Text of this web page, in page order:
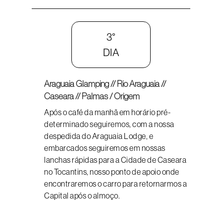
3°
DIA
Araguaia Glamping // Rio Araguaia //
Caseara // Palmas / Origem
Após o café da manhã em horário pré-
determinado seguiremos, com a nossa
despedida do Araguaia Lodge, e
embarcados seguiremos em nossas
lanchas rápidas para a Cidade de Caseara
no Tocantins, nosso ponto de apoio onde
encontraremos o carro para retornarmos a
Capital após o almoço.